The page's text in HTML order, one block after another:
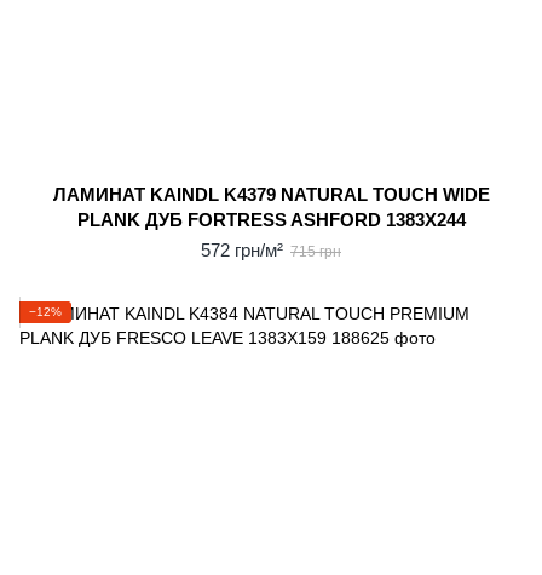
ЛАМИНАТ KAINDL K4379 NATURAL TOUCH WIDE
PLANK ДУБ FORTRESS ASHFORD 1383X244
572 грн/м² 715 грн
−12%